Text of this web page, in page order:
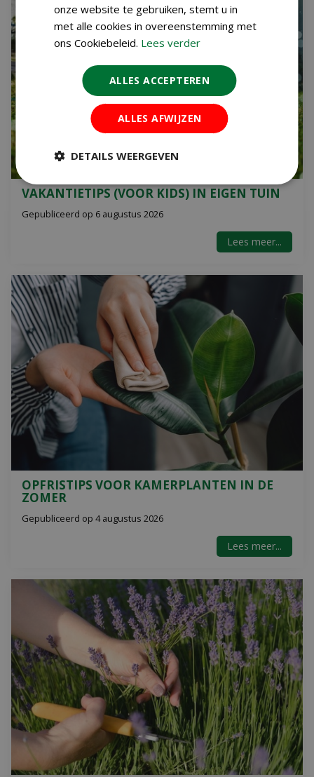
VAKANTIETIPS (VOOR KIDS) IN EIGEN TUIN
Gepubliceerd op 6 augustus 2026
Lees meer...
OPFRISTIPS VOOR KAMERPLANTEN IN DE
ZOMER
Gepubliceerd op 4 augustus 2026
Lees meer...
onze website te gebruiken, stemt u in
met alle cookies in overeenstemming met
ons Cookiebeleid. Lees verder
ALLES ACCEPTEREN
ALLES AFWIJZEN
DETAILS WEERGEVEN